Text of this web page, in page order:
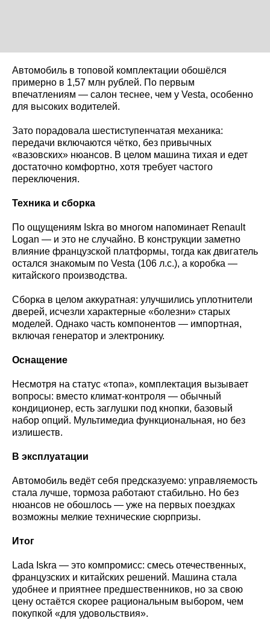
Автомобиль в топовой комплектации обошёлся
примерно в 1,57 млн рублей. По первым
впечатлениям — салон теснее, чем у Vesta, особенно
для высоких водителей.
Зато порадовала шестиступенчатая механика:
передачи включаются чётко, без привычных
«вазовских» нюансов. В целом машина тихая и едет
достаточно комфортно, хотя требует частого
переключения.
Техника и сборка
По ощущениям Iskra во многом напоминает Renault
Logan — и это не случайно. В конструкции заметно
влияние французской платформы, тогда как двигатель
остался знакомым по Vesta (106 л.с.), а коробка —
китайского производства.
Сборка в целом аккуратная: улучшились уплотнители
дверей, исчезли характерные «болезни» старых
моделей. Однако часть компонентов — импортная,
включая генератор и электронику.
Оснащение
Несмотря на статус «топа», комплектация вызывает
вопросы: вместо климат-контроля — обычный
кондиционер, есть заглушки под кнопки, базовый
набор опций. Мультимедиа функциональная, но без
излишеств.
В эксплуатации
Автомобиль ведёт себя предсказуемо: управляемость
стала лучше, тормоза работают стабильно. Но без
нюансов не обошлось — уже на первых поездках
возможны мелкие технические сюрпризы.
Итог
Lada Iskra — это компромисс: смесь отечественных,
французских и китайских решений. Машина стала
удобнее и приятнее предшественников, но за свою
цену остаётся скорее рациональным выбором, чем
покупкой «для удовольствия».